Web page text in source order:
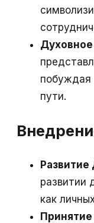
побуждая
пути.
Развитие
развитии
как